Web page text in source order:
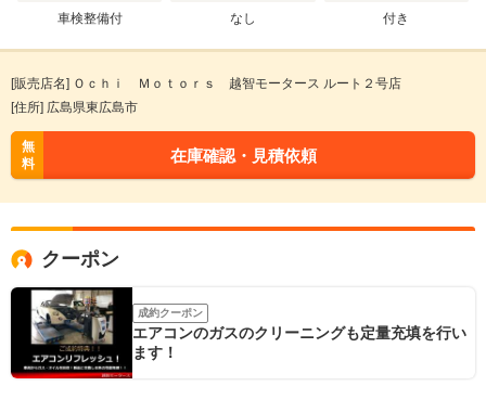
車検整備付
なし
付き
[販売店名] Ｏｃｈｉ Ｍｏｔｏｒｓ 越智モータース ルート２号店
[住所] 広島県東広島市
無
料
在庫確認・見積依頼
クーポン
成約クーポン
エアコンのガスのクリーニングも定量充填を行い
ます！